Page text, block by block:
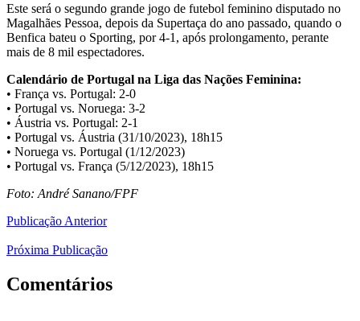
Este será o segundo grande jogo de futebol feminino disputado no
Magalhães Pessoa, depois da Supertaça do ano passado, quando o
Benfica bateu o Sporting, por 4-1, após prolongamento, perante
mais de 8 mil espectadores.
Calendário de Portugal na Liga das Nações Feminina:
• França vs. Portugal: 2-0
• Portugal vs. Noruega: 3-2
• Áustria vs. Portugal: 2-1
• Portugal vs. Áustria (31/10/2023), 18h15
• Noruega vs. Portugal (1/12/2023)
• Portugal vs. França (5/12/2023), 18h15
Foto: André Sanano/FPF
Publicação Anterior
Próxima Publicação
Comentários